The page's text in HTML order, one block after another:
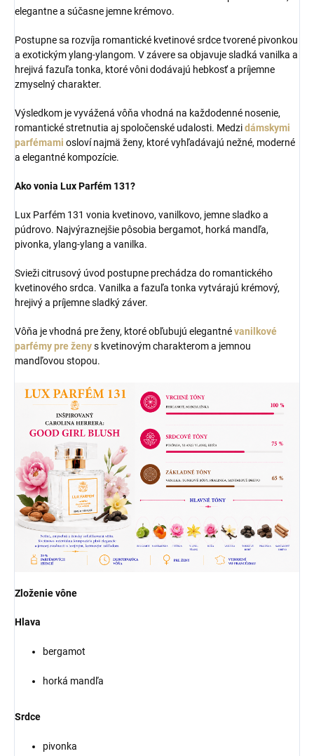
elegantne a súčasne jemne krémovo.
Postupne sa rozvíja romantické kvetinové srdce tvorené pivonkou
a exotickým ylang-ylangom. V závere sa objavuje sladká vanilka a
hrejivá fazuľa tonka, ktoré vôni dodávajú hebkosť a príjemne
zmyselný charakter.
Výsledkom je vyvážená vôňa vhodná na každodenné nosenie,
romantické stretnutia aj spoločenské udalosti. Medzidámskymi
parfémami osloví najmä ženy, ktoré vyhľadávajú nežné, moderné
a elegantné kompozície.
Ako vonia Lux Parfém 131?
Lux Parfém 131 vonia kvetinovo, vanilkovo, jemne sladko a
púdrovo. Najvýraznejšie pôsobia bergamot, horká mandľa,
pivonka, ylang-ylang a vanilka.
Svieži citrusový úvod postupne prechádza do romantického
kvetinového srdca. Vanilka a fazuľa tonka vytvárajú krémový,
hrejivý a príjemne sladký záver.
Vôňa je vhodná pre ženy, ktoré obľubujú elegantnévanilkové
parfémy pre ženys kvetinovým charakterom a jemnou
mandľovou stopou.
Zloženie vône
Hlava
bergamot
horká mandľa
Srdce
pivonka